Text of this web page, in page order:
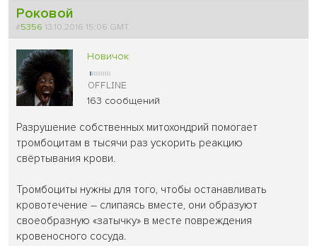
Роковой
#5356 13.10.2016 15:06 GMT
Новичок
163 сообщений
Разрушение собственных митохондрий помогает
тромбоцитам в тысячи раз ускорить реакцию
свёртывания крови.
Тромбоциты нужны для того, чтобы останавливать
кровотечение – слипаясь вместе, они образуют
своеобразную «затычку» в месте повреждения
кровеносного сосуда.